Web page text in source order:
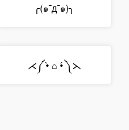
╭(๑¯д¯๑)╮
⋌༼ •̀ ⌂ •́ ༽⋋